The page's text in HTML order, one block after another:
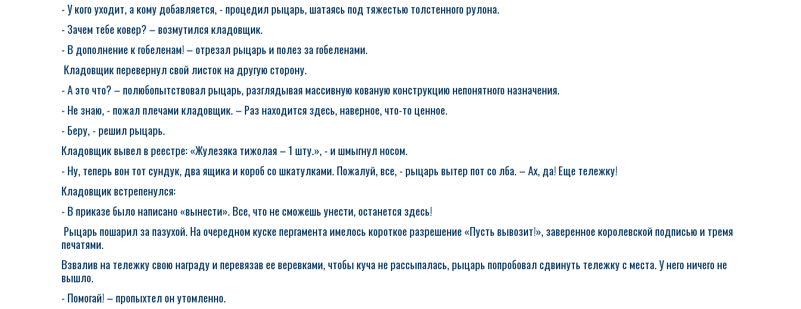
- У кого уходит, а кому добавляется, - процедил рыцарь, шатаясь под тяжестью толстенного рулона.
- Зачем тебе ковер? – возмутился кладовщик.
- В дополнение к гобеленам! – отрезал рыцарь и полез за гобеленами.
Кладовщик перевернул свой листок на другую сторону.
- А это что? – полюбопытствовал рыцарь, разглядывая массивную кованую конструкцию непонятного назначения.
- Не знаю, - пожал плечами кладовщик. – Раз находится здесь, наверное, что-то ценное.
- Беру, - решил рыцарь.
Кладовщик вывел в реестре: «Жулезяка тижолая – 1 шту.», - и шмыгнул носом.
- Ну, теперь вон тот сундук, два ящика и короб со шкатулками. Пожалуй, все, - рыцарь вытер пот со лба. – Ах, да! Еще тележку!
Кладовщик встрепенулся:
- В приказе было написано «вынести». Все, что не сможешь унести, останется здесь!
Рыцарь пошарил за пазухой. На очередном куске пергамента имелось короткое разрешение «Пусть вывозит!», заверенное королевской подписью и тремя
печатями.
Взвалив на тележку свою награду и перевязав ее веревками, чтобы куча не рассыпалась, рыцарь попробовал сдвинуть тележку с места. У него ничего не
вышло.
- Помогай! – пропыхтел он утомленно.